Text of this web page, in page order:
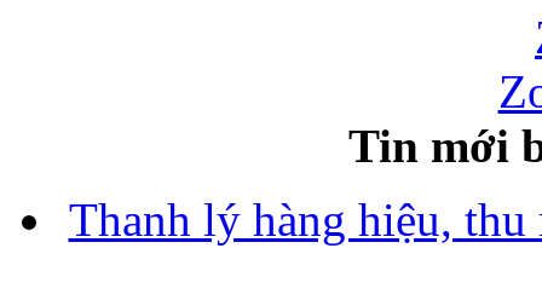
Tin mới
Thanh lý hàng hiệu,